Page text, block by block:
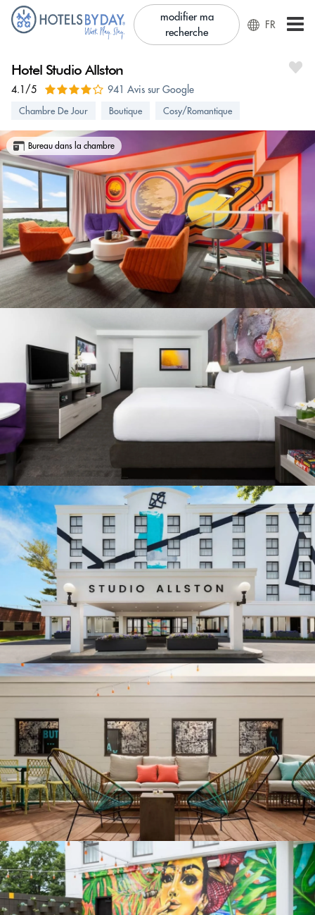
modifier ma
recherche
FR
Hotel Studio Allston
4.1/5 941 Avis sur Google
Chambre De Jour Boutique Cosy/Romantique
Bureau dans la chambre